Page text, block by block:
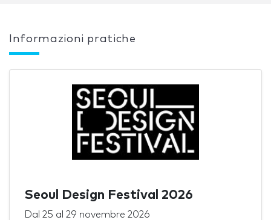
Informazioni pratiche
Seoul Design Festival 2026
Dal 25 al 29 novembre 2026